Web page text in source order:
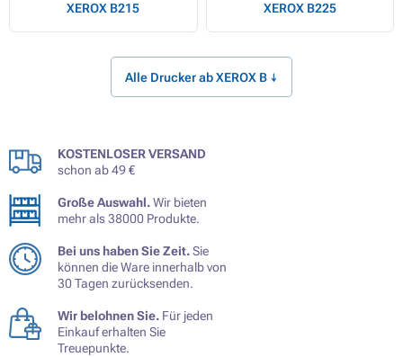
XEROX B215 XEROX B225
Alle Drucker ab XEROX B ↓
KOSTENLOSER VERSAND
schon ab 49 €
Große Auswahl.Wir bieten
mehr als 38000 Produkte.
Bei uns haben Sie Zeit.Sie
können die Ware innerhalb von
30 Tagen zurücksenden.
Wir belohnen Sie. Für jeden
Einkauf erhalten Sie
Treuepunkte.